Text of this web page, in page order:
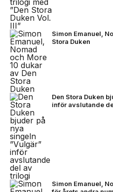
Simon Emanuel,
Stora Duken
Den Stora Duken
inför avslutande
Simon Emanuel,